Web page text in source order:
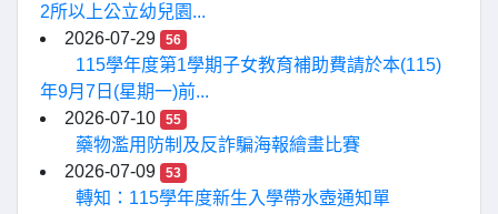
2所以上公立幼兒園...
2026-07-29
56
115學年度第1學期子女教育補助費請於本(115)
年9月7日(星期一)前...
2026-07-10
55
藥物濫用防制及反詐騙海報繪畫比賽
2026-07-09
53
轉知：115學年度新生入學帶水壺通知單